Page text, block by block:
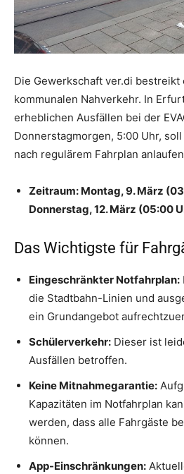
Die Gewerkschaft ver.di bestreikt
kommunalen Nahverkehr. In
erheblichen Ausfällen bei der
Donnerstagmorgen, 5:00 Uhr,
nach regulärem Fahrplan
Zeitraum: Montag, 9. März
Donnerstag, 12. März (05:00
Das Wichtigste für
Eingeschränkter Notfahrplan:
die Stadtbahn-Linien und
ein Grundangebot
Schülerverkehr: Dieser ist
Ausfällen betroffen.
Keine Mitnahmegarantie:
Kapazitäten im Notfahrplan
werden, dass alle Fahrgäste
können.
App-Einschränkungen: